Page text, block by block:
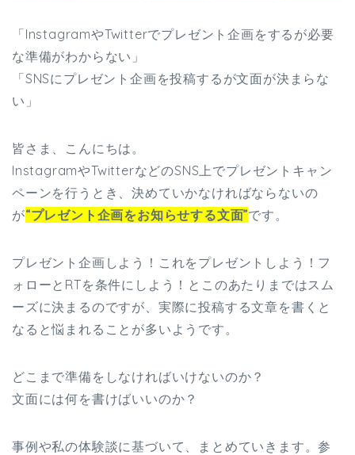
「InstagramやTwitterでプレゼント企画をするが必要
な準備がわからない」
「SNSにプレゼント企画を投稿するが文面が決まらな
い」
皆さま、こんにちは。
InstagramやTwitterなどのSNS上でプレゼントキャン
ペーンを行うとき、決めていかなければならないの
が“プレゼント企画をお知らせする文面”です。
プレゼント企画しよう！これをプレゼントしよう！フ
ォローとRTを条件にしよう！とこのあたりまではスム
ーズに決まるのですが、実際に投稿する文章を書くと
なると悩まれることが多いようです。
どこまで準備をしなければいけないのか？
文面には何を書けばいいのか？
事例や私の体験談に基づいて、まとめていきます。参